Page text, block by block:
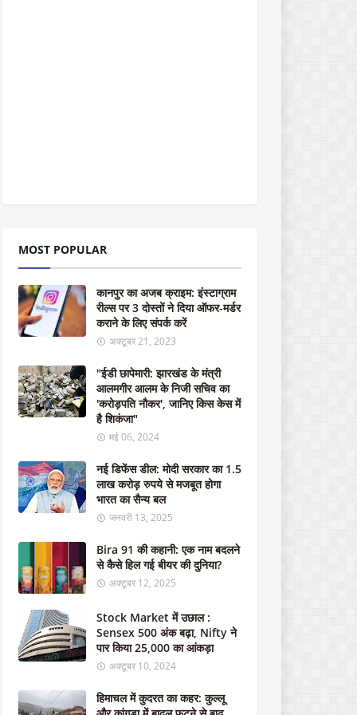
प
र
दो
स्तों
ने
दि
ऑ
फ
र
-
र
क
रा
ने
लि
ए
सं
प
र्क
क
रें
अक्टूबर
2023
MOST POPULAR
कानपुर का अजब क्राइम: इंस्टाग्राम
रील्स पर 3 दोस्तों ने दिया ऑफर-मर्डर
कराने के लिए संपर्क करें
अक्टूबर 21, 2023
"ईडी छापेमारी: झारखंड के मंत्री
आलमगीर आलम के निजी सचिव का
'करोड़पति नौकर', जानिए किस केस में
है शिकंजा"
मई 06, 2024
नई डिफेंस डील: मोदी सरकार का 1.5
लाख करोड़ रुपये से मजबूत होगा
भारत का सैन्य बल
जनवरी 13, 2025
Bira 91 की कहानी: एक नाम बदलने
से कैसे हिल गई बीयर की दुनिया?
अक्टूबर 12, 2025
Stock Market में उछाल :
Sensex 500 अंक बढ़ा, Nifty ने
पार किया 25,000 का आंकड़ा
अक्टूबर 10, 2024
हिमाचल में कुदरत का कहर: कुल्लू